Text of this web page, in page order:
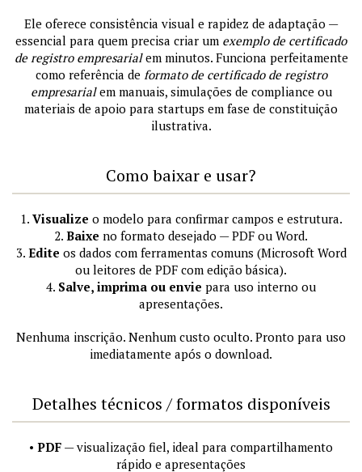
Ele oferece consistência visual e rapidez de adaptação —
essencial para quem precisa criar um exemplo de certificado
de registro empresarialem minutos. Funciona perfeitamente
como referência de formato de certificado de registro
empresarialem manuais, simulações de compliance ou
materiais de apoio para startups em fase de constituição
ilustrativa.
Como baixar e usar?
1. Visualize o modelo para confirmar campos e estrutura.
2. Baixe no formato desejado — PDF ou Word.
3. Edite os dados com ferramentas comuns (Microsoft Word
ou leitores de PDF com edição básica).
4. Salve, imprima ou envie para uso interno ou
apresentações.
Nenhuma inscrição. Nenhum custo oculto. Pronto para uso
imediatamente após o download.
Detalhes técnicos / formatos disponíveis
• PDF — visualização fiel, ideal para compartilhamento
rápido e apresentações